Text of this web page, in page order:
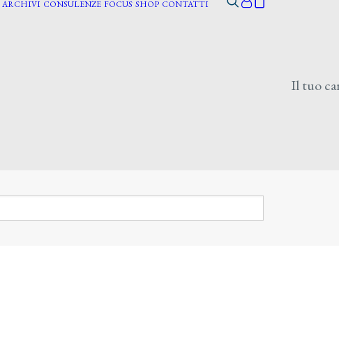
ARCHIVI CONSULENZE FOCUS SHOP CONTATTI
Il tuo